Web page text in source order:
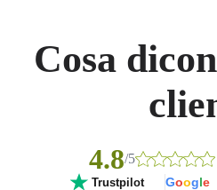
Cosa
4.8/5
Trustpilot Google